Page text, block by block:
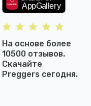
На основе более
10500 отзывов.
Скачайте
Preggers сегодня.